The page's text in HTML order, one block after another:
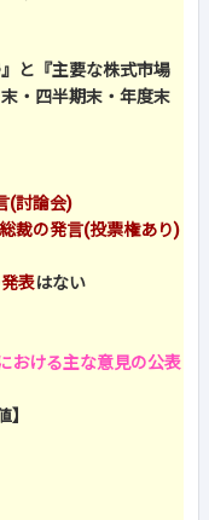
と『主要な株式市場
・四半期末・年度末
(討論会)
裁の発言(投票権あり)
表はない
おける主な意見の公表
】